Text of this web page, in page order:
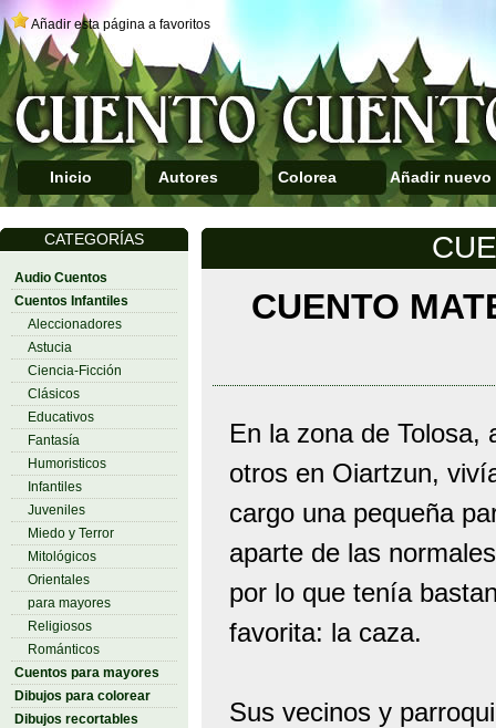
Añadir esta página a favoritos
Inicio Autores Colorea Añadir nuevo
CATEGORÍAS
Audio Cuentos
Cuentos Infantiles
Aleccionadores
Astucia
Ciencia-Ficción
Clásicos
Educativos
Fantasía
Humoristicos
Infantiles
Juveniles
Miedo y Terror
Mitológicos
Orientales
para mayores
Religiosos
Románticos
Cuentos para mayores
Dibujos para colorear
Dibujos recortables
CUENTO
En la zona de Tolosa,
otros en Oiartzun,
cargo una pequeña
aparte de las
por lo que tenía
favorita: la caza.
Sus vecinos y